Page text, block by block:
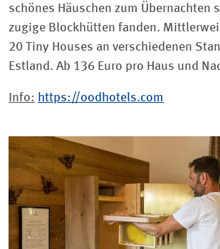
schönes Häuschen zum Übernachten
zugige Blockhütten fanden.
20 Tiny Houses an verschiedenen
Estland. Ab 136 Euro pro Haus und
Info: https://oodhotels.com